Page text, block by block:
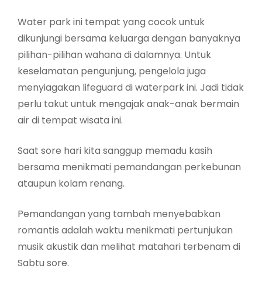
Water park ini tempat yang cocok untuk
dikunjungi bersama keluarga dengan banyaknya
pilihan-pilihan wahana di dalamnya. Untuk
keselamatan pengunjung, pengelola juga
menyiagakan lifeguard di waterpark ini. Jadi tidak
perlu takut untuk mengajak anak-anak bermain
air di tempat wisata ini.
Saat sore hari kita sanggup memadu kasih
bersama menikmati pemandangan perkebunan
ataupun kolam renang.
Pemandangan yang tambah menyebabkan
romantis adalah waktu menikmati pertunjukan
musik akustik dan melihat matahari terbenam di
Sabtu sore.